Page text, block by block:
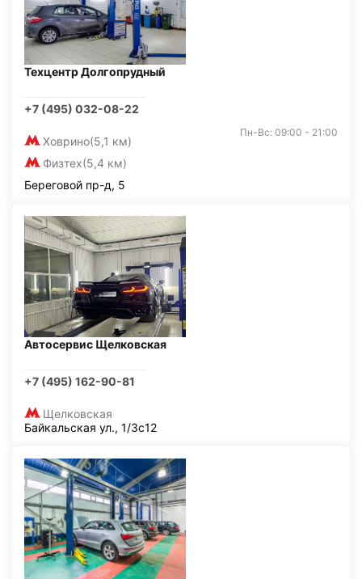
Техцентр Долгопрудный
+7 (495) 032-08-22
Ховрино(5,1 км)
Физтех(5,4 км)
Пн-Вс: 09:00 - 21:00
Береговой пр-д, 5
Автосервис Щелковская
+7 (495) 162-90-81
Щелковская
Байкальская ул., 1/3с12